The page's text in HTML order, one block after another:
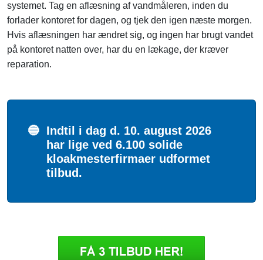
systemet. Tag en aflæsning af vandmåleren, inden du
forlader kontoret for dagen, og tjek den igen næste morgen.
Hvis aflæsningen har ændret sig, og ingen har brugt vandet
på kontoret natten over, har du en lækage, der kræver
reparation.
🔵 Indtil i dag d. 10. august 2026
har lige ved 6.100 solide
kloakmesterfirmaer udformet
tilbud.